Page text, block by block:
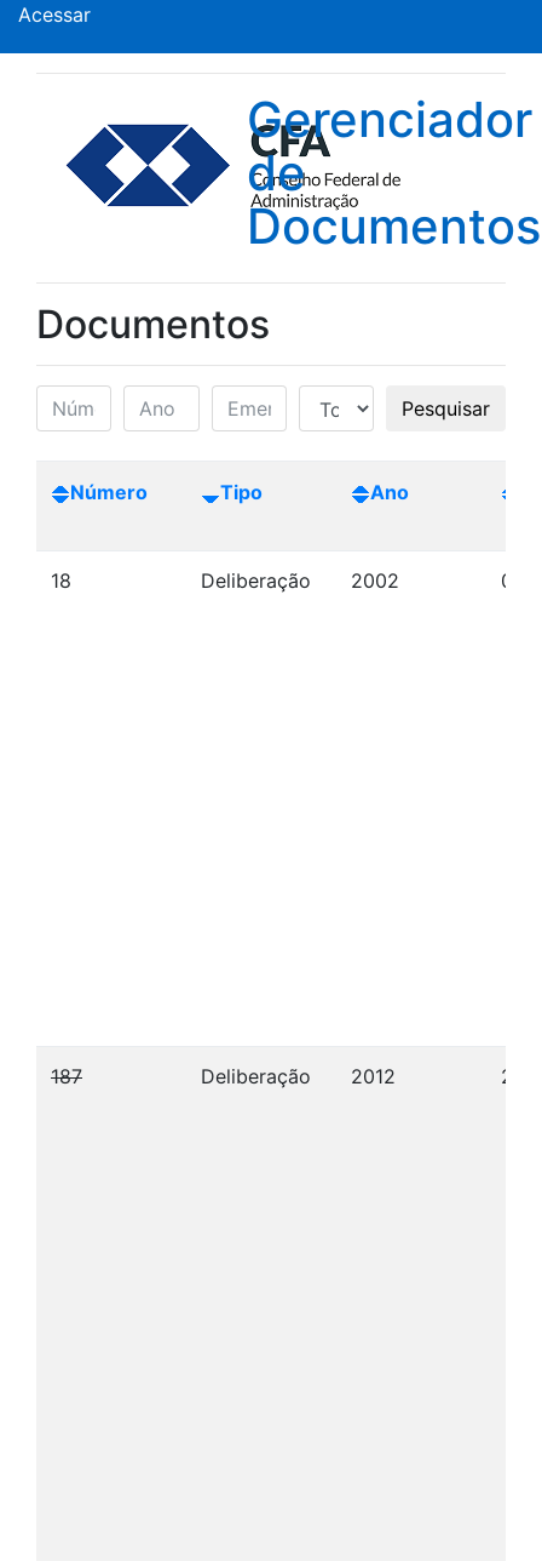
Acessar
Gerenciador
de
Documentos
Documentos
Pesquisar
Número Tipo Ano
18 Deliberação 2002 07/
187 Deliberação 2012 27/